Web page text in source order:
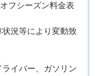
フシーズン料金表
況等により変動致
ライバー、ガソリン